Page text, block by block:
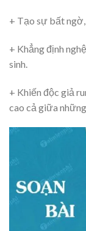
+ Tạo sự bất
+ Khẳng định
sinh.
+ Khiến độc giả
cao cả giữa